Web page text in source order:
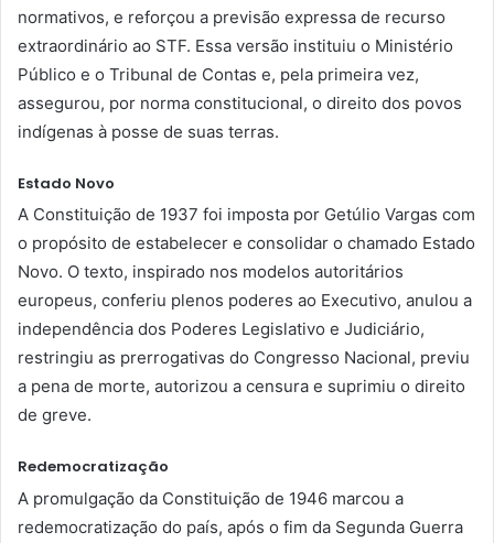
normativos, e reforçou a previsão expressa de recurso
extraordinário ao STF. Essa versão instituiu o Ministério
Público e o Tribunal de Contas e, pela primeira vez,
assegurou, por norma constitucional, o direito dos povos
indígenas à posse de suas terras.
Estado Novo
A Constituição de 1937 foi imposta por Getúlio Vargas com
o propósito de estabelecer e consolidar o chamado Estado
Novo. O texto, inspirado nos modelos autoritários
europeus, conferiu plenos poderes ao Executivo, anulou a
independência dos Poderes Legislativo e Judiciário,
restringiu as prerrogativas do Congresso Nacional, previu
a pena de morte, autorizou a censura e suprimiu o direito
de greve.
Redemocratização
A promulgação da Constituição de 1946 marcou a
redemocratização do país, após o fim da Segunda Guerra